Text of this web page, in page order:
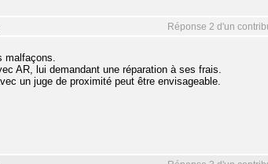
Réponse 2 d'un
malfaçons.
AR, lui demandant une réparation à ses frais.
un juge de proximité peut être envisageable.